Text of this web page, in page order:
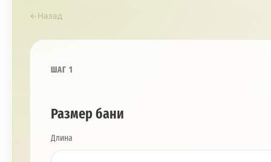
←Назад
ШАГ 1
Размер бани
Длина